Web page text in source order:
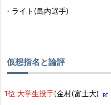
・ライト(島内選手)
仮想指名と論評
1位 大学生投手(金村(富士大)